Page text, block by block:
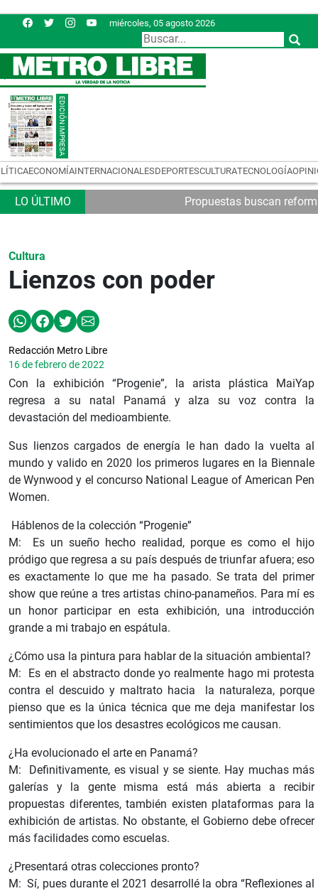
miércoles, 05 agosto 2026
ECONOMÍAINTERNACIONALESDEPORTESCULTURATECNOLOGÍA
Propuestas buscan
Cultura
Lienzos con poder
Redacción Metro Libre
16 de febrero de 2022
Con la exhibición “Progenie”, la arista plástica MaiYap
regresa a su natal Panamá y alza su voz contra la
devastación del medioambiente.
Sus lienzos cargados de energía le han dado la vuelta al
mundo y valido en 2020 los primeros lugares en la Biennale
de Wynwood y el concurso National League of American Pen
Women.
Háblenos de la colección “Progenie”
M: Es un sueño hecho realidad, porque es como el hijo
pródigo que regresa a su país después de triunfar afuera; eso
es exactamente lo que me ha pasado. Se trata del primer
show que reúne a tres artistas chino-panameños. Para mí es
un honor participar en esta exhibición, una introducción
grande a mi trabajo en espátula.
¿Cómo usa la pintura para hablar de la situación ambiental?
M: Es en el abstracto donde yo realmente hago mi protesta
contra el descuido y maltrato hacia la naturaleza, porque
pienso que es la única técnica que me deja manifestar los
sentimientos que los desastres ecológicos me causan.
¿Ha evolucionado el arte en Panamá?
M: Definitivamente, es visual y se siente. Hay muchas más
galerías y la gente misma está más abierta a recibir
propuestas diferentes, también existen plataformas para la
exhibición de artistas. No obstante, el Gobierno debe ofrecer
más facilidades como escuelas.
¿Presentará otras colecciones pronto?
M: Sí, pues durante el 2021 desarrollé la obra “Reflexiones al